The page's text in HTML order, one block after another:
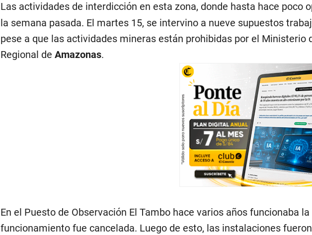
Las actividades de interdicción en esta zona, donde hasta hace poco
la semana pasada. El martes 15, se intervino a nueve supuestos
pese a que las actividades mineras están prohibidas por el Ministerio
Regional deAmazonas.
En el Puesto de Observación El Tambo hace varios años funcionaba
funcionamiento fue cancelada. Luego de esto, las instalaciones